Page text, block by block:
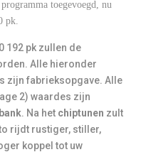
op locatie getuned
vóór en ná tuning is
xDrive hanteren we €
toegevoegd, nu
pk.
192 pk zullen de
Alle hieronder
zijn fabrieksopgave. Alle
2) waardes zijn
. Na het chiptunen zult
rijdt rustiger, stiller,
koppel tot uw